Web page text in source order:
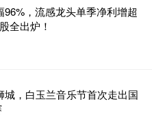
，流感龙头单季净利增超
全出炉！
城，白玉兰音乐节首次走出国